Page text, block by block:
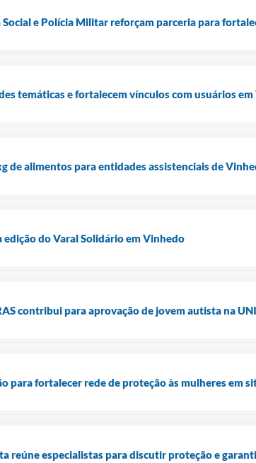
Social e Polícia Militar reforçam parceria para
temáticas e fortalecem vínculos com usuários
de alimentos para entidades assistenciais de
edição do Varal Solidário em Vinhedo
contribui para aprovação de jovem autista na
para fortalecer rede de proteção às mulheres em
reúne especialistas para discutir proteção e